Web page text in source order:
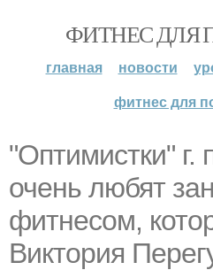
ФИТНЕС ДЛЯ
главная новости
фитнес для
"Оптимистки" г.
очень любят
фитнесом,
Виктория